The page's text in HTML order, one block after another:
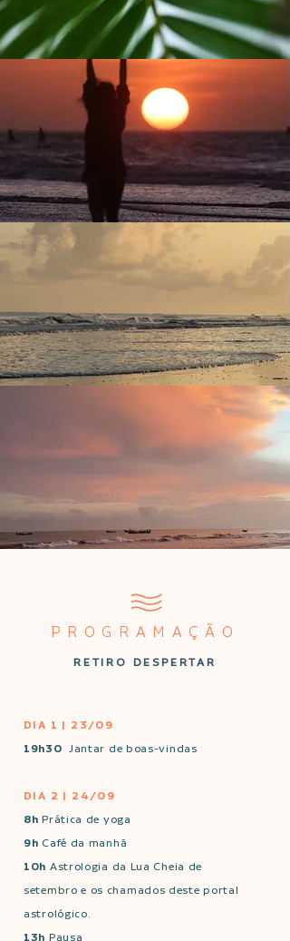
PROGRAMAÇÃO
RETIRO DESPERTAR
DIA 1 | 23/09
19h30 Jantar de boas-vindas
DIA 2 | 24/09
8hPrática de yoga
9h Café da manhã
10h Astrologia da Lua Cheia de
setembro e os chamados deste portal
astrológico.
13h Pausa